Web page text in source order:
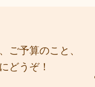
ご予算のこと、
どうぞ！